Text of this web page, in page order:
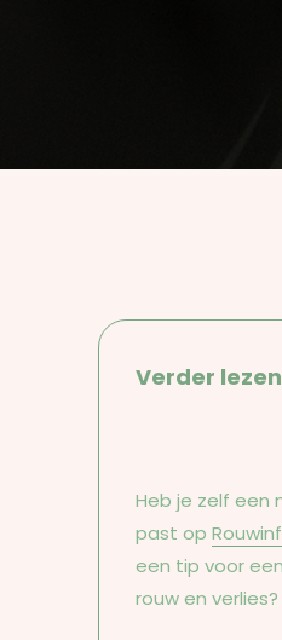
Verder
Heb je zelf een
past op
een tip voor
rouw en verlies?